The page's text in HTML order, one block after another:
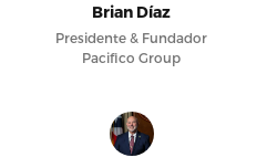
Brian Díaz
Presidente & Fundador
Pacifico Group